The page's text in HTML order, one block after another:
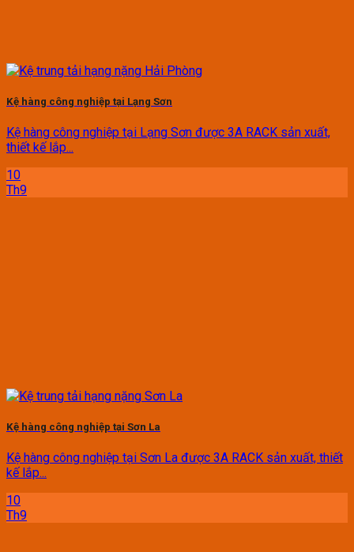
Kệ hàng công nghiệp tại Lạng Sơn
Kệ hàng công nghiệp tại Lạng Sơn được 3A RACK sản xuất,
thiết kế lắp...
10
Th9
Kệ hàng công nghiệp tại Sơn La
Kệ hàng công nghiệp tại Sơn La được 3A RACK sản xuất, thiết
kế lắp...
10
Th9